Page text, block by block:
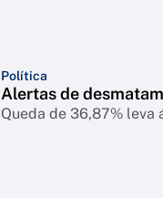
Política
Alertas de
Queda de 36,87% leva